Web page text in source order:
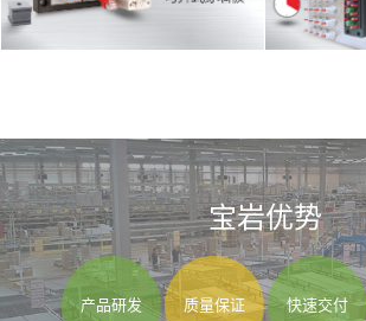
宝岩优势
产品研发 质量保证 快速交付